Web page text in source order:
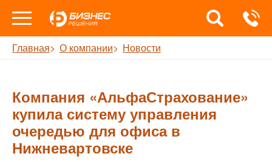
Главная О компании Новости
Компания «АльфаСтрахование»
купила систему управления
очередью для офиса в
Нижневартовске